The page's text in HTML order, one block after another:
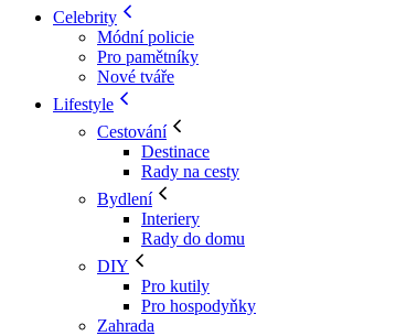
Celebrity
Módní policie
Pro pamětníky
Nové tváře
Lifestyle
Cestování
Destinace
Rady na cesty
Bydlení
Interiery
Rady do domu
DIY
Pro kutily
Pro hospodyňky
Zahrada